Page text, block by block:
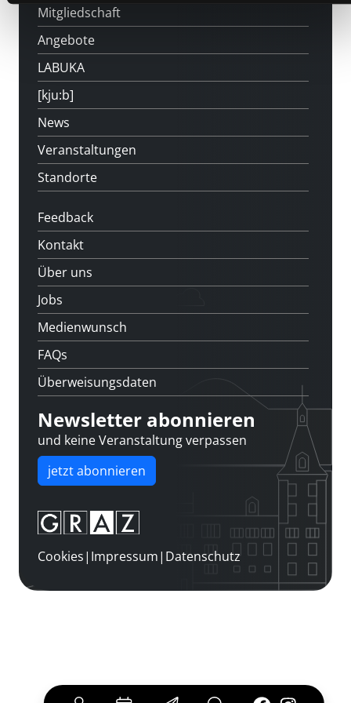
Mitgliedschaft
Angebote
LABUKA
[kju:b]
News
Veranstaltungen
Standorte
Feedback
Kontakt
Über uns
Jobs
Medienwunsch
FAQs
Überweisungsdaten
Newsletter abonnieren
und keine Veranstaltung verpassen
jetzt abonnieren
Cookies| Impressum| Datenschutz